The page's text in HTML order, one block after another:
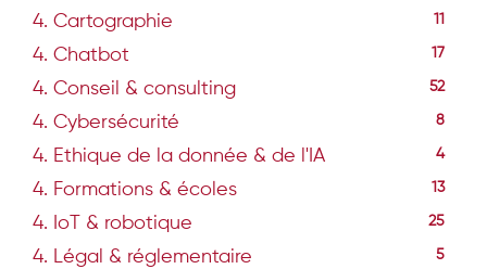
4. Cartographie
4. Chatbot 17
4. Conseil & consulting 52
4. Cybersécurité 8
4. Ethique de la donnée & de l'IA 4
4. Formations & écoles 13
4. IoT & robotique 25
4. Légal & réglementaire 5